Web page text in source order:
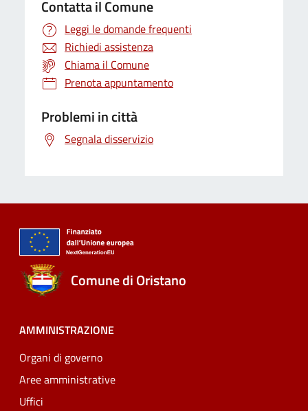
Contatta il Comune
Leggi le domande frequenti
Richiedi assistenza
Chiama il Comune
Prenota appuntamento
Problemi in città
Segnala disservizio
Comune di Oristano
AMMINISTRAZIONE
Organi di governo
Aree amministrative
Uffici